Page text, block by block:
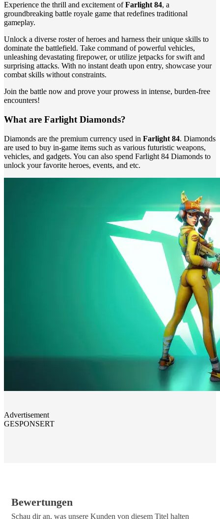
Experience the thrill and excitement ofFarlight 84, a
groundbreaking battle royale game that redefines traditional
gameplay.
Unlock a diverse roster of heroes and harness their unique skills to
dominate the battlefield. Take command of powerful vehicles,
unleashing devastating firepower, or utilize jetpacks for swift and
surprising attacks. With no instant death upon entry, showcase your
combat skills without constraints.
Join the battle now and prove your prowess in intense, burden-free
encounters!
What are Farlight Diamonds?
Diamonds are the premium currency used in Farlight 84. Diamonds
are used to buy in-game items such as various futuristic weapons,
vehicles, and gadgets. You can also spend Farlight 84 Diamonds to
unlock your favorite heroes, events, and etc.
Advertisement
GESPONSERT
Bewertungen
Schau dir an, was unsere Kunden von diesem Titel halten